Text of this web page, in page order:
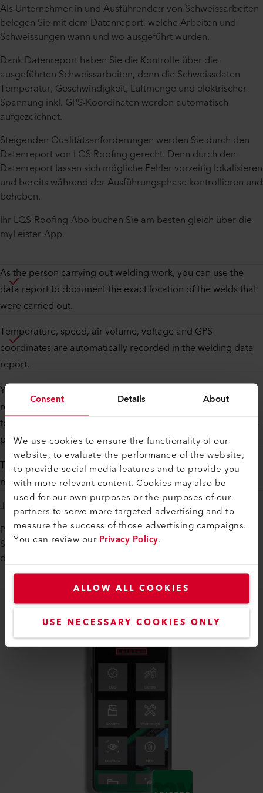
Consent Details About
We use cookies to ensure the functionality of our
website, to evaluate the performance of the website,
to provide social media features and to provide you
with more relevant content. Cookies may also be
used for our own purposes or the purposes of our
partners to serve more targeted advertising and to
measure the success of those advertising campaigns.
You can review ourPrivacy Policy.
ALLOW ALL COOKIES
USE NECESSARY COOKIES ONLY
Als Unternehmer:in und Ausführende:r von Schweissarbeiten
belegen Sie mit dem Datenreport, welche Arbeiten und
Schweissungen wann und wo ausgeführt wurden.
Dank Datenreport haben Sie die Kontrolle über die
ausgeführten Schweissarbeiten, denn die Schweissdaten
Temperatur, Geschwindigkeit, Luftmenge und elektrischer
Spannung inkl. GPS-Koordinaten werden automatisch
aufgezeichnet.
Steigenden Qualitätsanforderungen werden Sie durch den
Datenreport von LQS Roofing gerecht. Denn durch den
Datenreport lassen sich mögliche Fehler vorzeitig lokalisieren
und bereits während der Ausführungsphase kontrollieren und
beheben.
Ihr LQS-Roofing-Abo buchen Sie am besten gleich über die
myLeister-App.
As the person carrying out welding work, you can use the
data report to document the exact location of the welds that
were carried out.
Temperature, speed, air volume, voltage and GPS
coordinates are automatically recorded in the welding data
report.
You are sure to meet the ever-increasing quality
requirements with the data report from LQS Roofing. Thanks
to the tools innovative capabilities, the data report highlights
potential errors, allowing you to check and fix them quickly.
The best way to start your LQS roofing subscription is via the
myLeister app.
Jetzt mit LQS Roofing starten
Profitieren Sie jetzt von unserem einzigartigen
Spezialangebot und testen Sie die Services von LQS Roofing
die nächsten 18 Monate gratis.